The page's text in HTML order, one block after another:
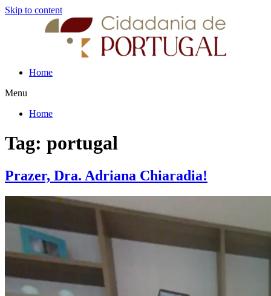
Skip to content
Home
Menu
Home
Tag: portugal
Prazer, Dra. Adriana Chiaradia!